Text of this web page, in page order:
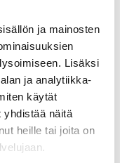
ja mainosten
Lisäksi
ja analytiikka-
käytät
yhdistää näitä
heille tai joita on
mm
mm